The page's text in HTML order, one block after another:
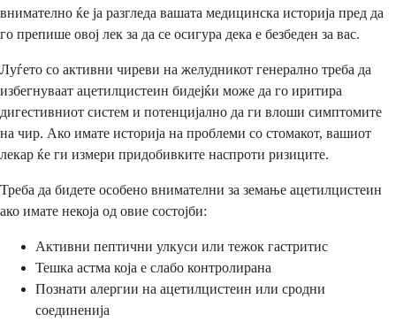
внимателно ќе ја разгледа вашата медицинска историја пред да
го препише овој лек за да се осигура дека е безбеден за вас.
Луѓето со активни чиреви на желудникот генерално треба да
избегнуваат ацетилцистеин бидејќи може да го иритира
дигестивниот систем и потенцијално да ги влоши симптомите
на чир. Ако имате историја на проблеми со стомакот, вашиот
лекар ќе ги измери придобивките наспроти ризиците.
Треба да бидете особено внимателни за земање ацетилцистеин
ако имате некоја од овие состојби:
Активни пептични улкуси или тежок гастритис
Тешка астма која е слабо контролирана
Познати алергии на ацетилцистеин или сродни
соединенија